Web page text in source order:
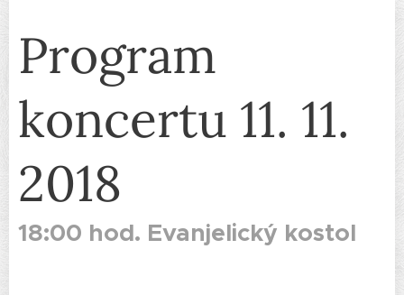
Program
koncertu 11. 11.
2018
18:00 hod. Evanjelický kostol